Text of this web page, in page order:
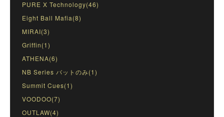
PURE X Technology(46)
Eight Ball Mafia(8)
MIRAI(3)
Griffin(1)
ATHENA(6)
NB Series バットのみ(1)
Summit Cues(1)
VOODOO(7)
OUTLAW(4)